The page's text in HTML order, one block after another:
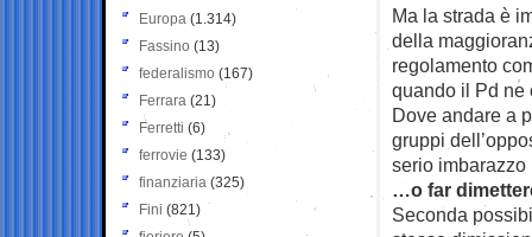
Ma la strada è
della
regolamento
quando il Pd ne
Dove andare a
gruppi
serio imbarazzo
…o far
Seconda
Europa (1.314)
Fassino (13)
federalismo (167)
Ferrara (21)
Ferretti (6)
ferrovie (133)
finanziaria (325)
Fini (821)